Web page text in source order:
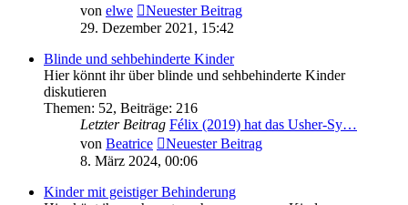
von elwe
Neuester Beitrag
29. Dezember 2021, 15:42
Blinde und sehbehinderte Kinder
Hier könnt ihr über blinde und sehbehinderte Kinder
diskutieren
Themen: 52, Beiträge: 216
Letzter Beitrag Félix (2019) hat das Usher-Sy…
von Beatrice
Neuester Beitrag
8. März 2024, 00:06
Kinder mit geistiger Behinderung